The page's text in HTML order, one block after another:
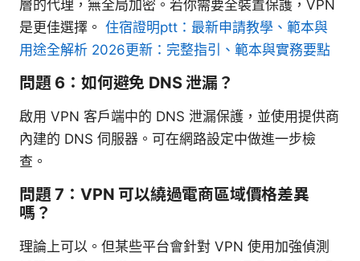
層的代理，無全局加密。若你需要全裝置保護，VPN
是更佳選擇。 住宿證明ptt：最新申請教學、範本與
用途全解析 2026更新：完整指引、範本與實務要點
問題 6：如何避免 DNS 泄漏？
啟用 VPN 客戶端中的 DNS 泄漏保護，並使用提供商
內建的 DNS 伺服器。可在網路設定中做進一步檢
查。
問題 7：VPN 可以繞過電商區域價格差異
嗎？
理論上可以。但某些平台會針對 VPN 使用加強偵測